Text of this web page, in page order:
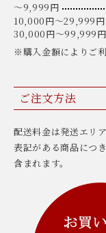
〜9,999円
10,000円〜29,999円
30,000円〜99,999円
※購入金額によりご
ご注文方法
配送料金は発送エリ
表記がある商品につ
含まれます。